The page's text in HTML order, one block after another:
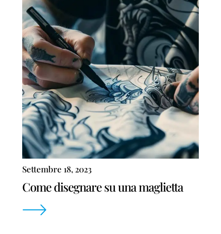
Settembre 18, 2023
Come disegnare su una maglietta